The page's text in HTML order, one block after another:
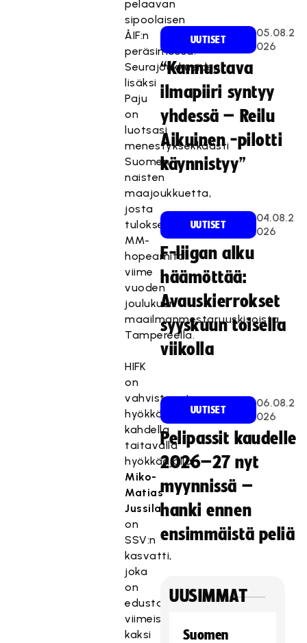
pelaavan
sipoolaisen
ÅIF:n
peräsimessä.
Seurajoukkueiden
lisäksi
Paju
on
luotsasi
menestyksekkäästi
Suomen
naisten
maajoukkuetta,
josta
tuloksena
MM-
hopeamitali
viime
vuoden
joulukuun
maailmanmestaruuskisoista
Tampereella.
HIFK
on
vahvistanut
hyökkäystään
kahdella
taitavalla
hyökkääjällä.
Miko-
Matias
Jussila
on
SSV:n
kasvatti,
joka
on
edustanut
viimeiset
kaksi
UUTISET
05.08.2
026
“Kannustava
ilmapiiri syntyy
yhdessä – Reilu
Aikuinen -pilotti
käynnistyy”
UUTISET
04.08.2
026
F-liigan alku
häämöttää:
Avauskierrokset
syyskuun toisella
viikolla
UUTISET
06.08.2
026
Pelipassit kaudelle
2026–27 nyt
myynnissä –
hanki ennen
ensimmäistä peliä
UUSIMMAT
Suomen